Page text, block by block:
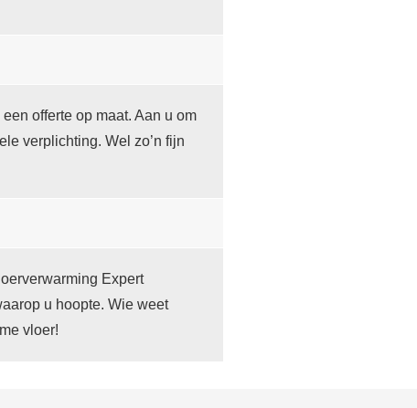
offerte op maat. Aan u om
verplichting. Wel zo’n fijn
Expert
u hoopte. Wie weet
vloer!